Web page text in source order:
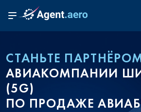
СТАНЬТЕ
АВИАКОМПАНИИ
(5G)
ПО ПРОДАЖЕ